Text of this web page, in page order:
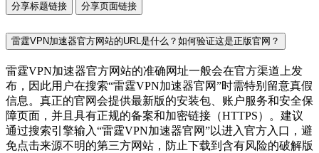
分享标题链接 分享页面链接
雷霆VPN加速器官方网站的URL是什么？如何验证这是正版官网？
雷霆VPN加速器官方网站的准确网址一般会在官方渠道上发
布，因此用户在搜索“雷霆VPN加速器官网”时需特别留意真假
信息。真正的官网会提供最新版的安装包、账户服务和安全保
障页面，并且具有正规的备案和加密链接（HTTPS）。建议
通过搜索引擎输入“雷霆VPN加速器官网”以进入官方入口，避
免点击来源不明的第三方网站，防止下载到含有风险的破解版